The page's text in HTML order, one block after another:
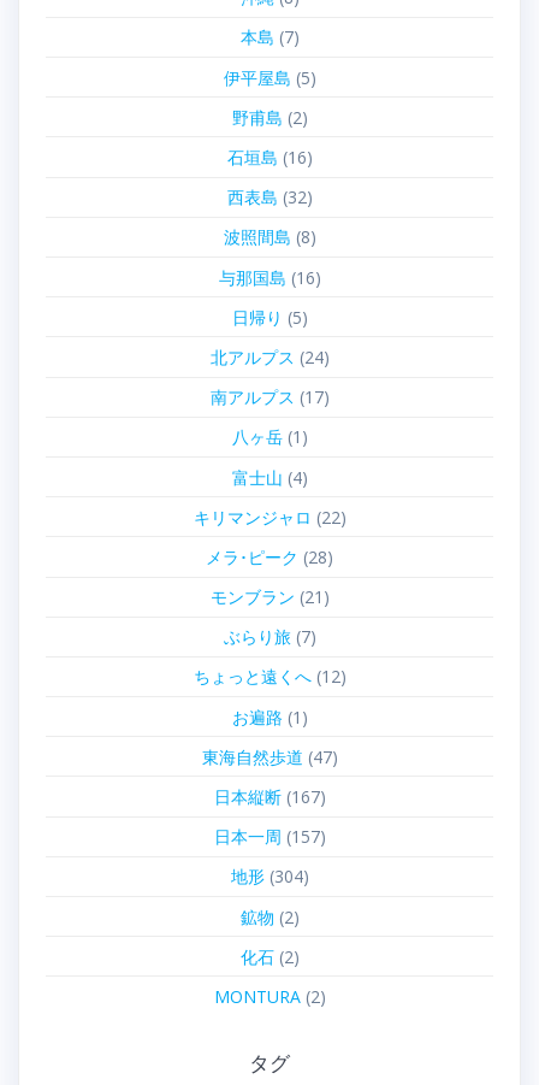
本島 (7)
伊平屋島 (5)
野甫島 (2)
石垣島 (16)
西表島 (32)
波照間島 (8)
与那国島 (16)
日帰り (5)
北アルプス (24)
南アルプス (17)
八ヶ岳(1)
富士山 (4)
キリマンジャロ (22)
メラ･ピーク (28)
モンブラン (21)
ぶらり旅(7)
ちょっと遠くへ(12)
お遍路 (1)
東海自然歩道 (47)
日本縦断(167)
日本一周 (157)
地形(304)
鉱物 (2)
化石(2)
MONTURA(2)
タグ